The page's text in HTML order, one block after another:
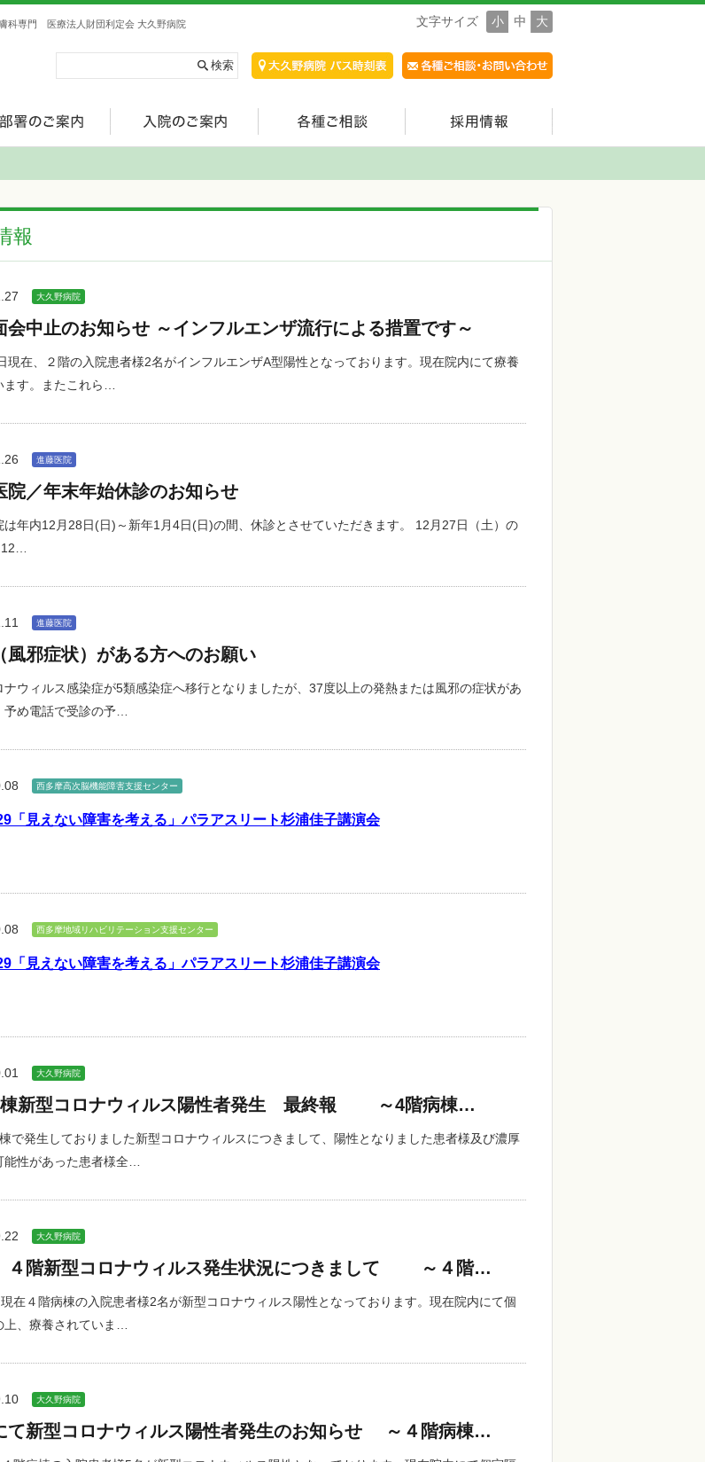
科専門 医療法人財団利定会 大久野病院 文字サイズ 小 中 大
報
大久野病院
会中止のお知らせ ～インフルエンザ流行による措置です～
現在、２階の入院患者様2名がインフルエンザA型陽性となっております。現在院内にて療養
ます。またこれら…
進藤医院
院／年末年始休診のお知らせ
は年内12月28日(日)～新年1月4日(日)の間、休診とさせていただきます。 12月27日（土）の
進藤医院
風邪症状）がある方へのお願い
ナウィルス感染症が5類感染症へ移行となりましたが、37度以上の発熱または風邪の症状があ
予め電話で受診の予…
西多摩高次脳機能障害支援センター
「見えない障害を考える」パラアスリート杉浦佳子講演会
西多摩地域リハビリテーション支援センター
「見えない障害を考える」パラアスリート杉浦佳子講演会
大久野病院
棟新型コロナウィルス陽性者発生 最終報 ～4階病棟…
で発生しておりました新型コロナウィルスにつきまして、陽性となりました患者様及び濃厚
能性があった患者様全…
大久野病院
階新型コロナウィルス発生状況につきまして ～４階…
在４階病棟の入院患者様2名が新型コロナウィルス陽性となっております。現在院内にて個
上、療養されていま…
大久野病院
て新型コロナウィルス陽性者発生のお知らせ ～４階病棟…